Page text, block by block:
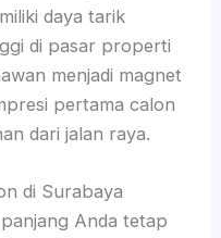
daya tarik
di pasar properti
menjadi magnet
pertama calon
dari jalan raya.
di Surabaya
Anda tetap